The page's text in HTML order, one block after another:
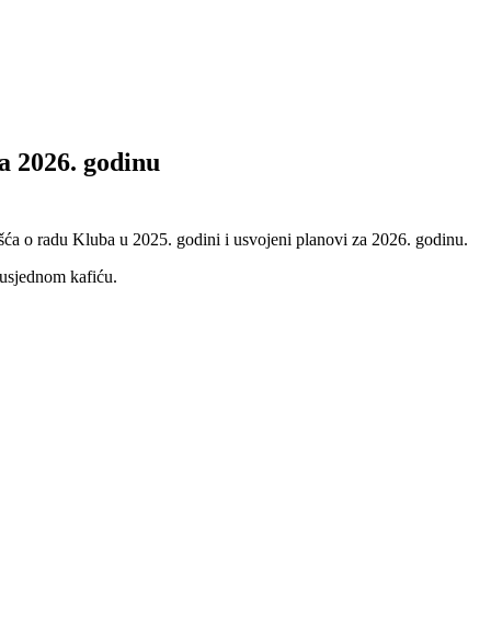
2026. godinu
o radu Kluba u 2025. godini i usvojeni planovi za 2026. godinu.
kafiću.